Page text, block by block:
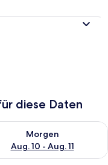
diese Daten
Aug. 9 - Aug.
Morgen
Aug. 10 - Aug. 11
die Verfügbarkeit